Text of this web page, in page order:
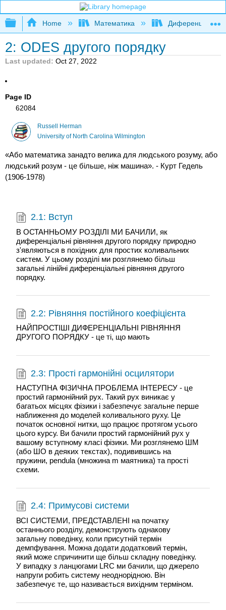
Expand/collapse global hierarchy
Home Математика Диференційні
2: ODES другого порядку
Last updated Oct 27, 2022
Page ID
62084
Russell Herman
University of North Carolina Wilmington
«Або математика занадто велика для людського розуму, або
людський розум - це більше, ніж машина». - Курт Гедель
(1906-1978)
2.1: Вступ
В ОСТАННЬОМУ РОЗДІЛІ МИ БАЧИЛИ, як
диференціальні рівняння другого порядку природно
з'являються в похідних для простих коливальних
систем. У цьому розділі ми розглянемо більш
загальні лінійні диференціальні рівняння другого
порядку.
2.2: Рівняння постійного коефіцієнта
НАЙПРОСТІШІ ДИФЕРЕНЦІАЛЬНІ РІВНЯННЯ
ДРУГОГО ПОРЯДКУ - це ті, що мають
2.3: Прості гармонійні осцилятори
НАСТУПНА ФІЗИЧНА ПРОБЛЕМА ІНТЕРЕСУ - це
простий гармонійний рух. Такий рух виникає у
багатьох місцях фізики і забезпечує загальне перше
наближення до моделей коливального руху. Це
початок основної нитки, що працює протягом усього
цього курсу. Ви бачили простий гармонійний рух у
вашому вступному класі фізики. Ми розглянемо ШМ
(або ШО в деяких текстах), подивившись на
пружини, pendula (множина m маятника) та прості
схеми.
2.4: Примусові системи
ВСІ СИСТЕМИ, ПРЕДСТАВЛЕНІ на початку
останнього розділу, демонструють однакову
загальну поведінку, коли присутній термін
демпфування. Можна додати додатковий термін,
який може спричинити ще більш складну поведінку.
У випадку з ланцюгами LRC ми бачили, що джерело
напруги робить систему неоднорідною. Він
забезпечує те, що називається вихідним терміном.